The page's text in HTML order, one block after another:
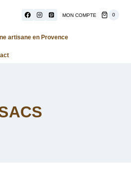
MON COMPTE 0
artisane en Provence